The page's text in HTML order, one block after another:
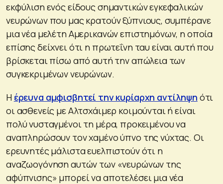
εκφύλιση ενός είδους σημαντικών εγκεφαλικών
νευρώνων που μας κρατούν ξύπνιους, συμπέρανε
μια νέα μελέτη Αμερικανών επιστημόνων, η οποία
επίσης δείχνει ότι η πρωτεΐνη ταυ είναι αυτή που
βρίσκεται πίσω από αυτή την απώλεια των
συγκεκριμένων νευρώνων.
Η έρευνα αμφισβητεί την κυρίαρχη αντίληψη ότι
οι ασθενείς με Αλτσχάιμερ κοιμούνται ή είναι
πολύ νυσταγμένοι τη μέρα, προκειμένου να
αναπληρώσουν τον χαμένο ύπνο της νύχτας. Οι
ερευνητές μάλιστα ευελπιστούν ότι η
αναζωογόνηση αυτών των «νευρώνων της
αφύπνισης» μπορεί να αποτελέσει μια νέα